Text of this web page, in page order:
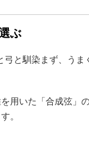
ぶ
弓と馴染まず、うま
用いた「合成弦」
。